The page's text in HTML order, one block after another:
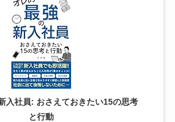
入社員: おさえておきたい15の思考
と行動